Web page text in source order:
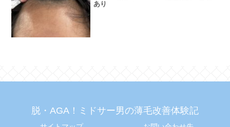
あり
脱・AGA！ミドサー男の薄毛改善体験記